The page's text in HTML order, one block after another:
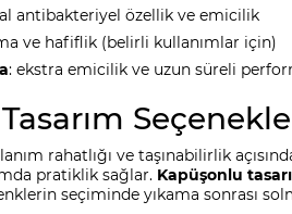
antibakteriyel özellik ve emicilik
ve hafiflik (belirli kullanımlar için)
: ekstra emicilik ve uzun süreli
rahatlığı ve taşınabilirlik
pratiklik sağlar. Kapüşonlu
seçiminde yıkama sonrası